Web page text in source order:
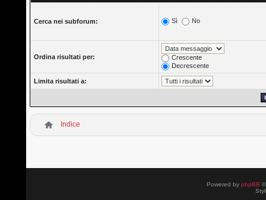
Cerca nei subforum: Sì No
Ordina risultati per:
Crescente
Decrescente
Limita risultati a:
Indice
Powered by phpBB